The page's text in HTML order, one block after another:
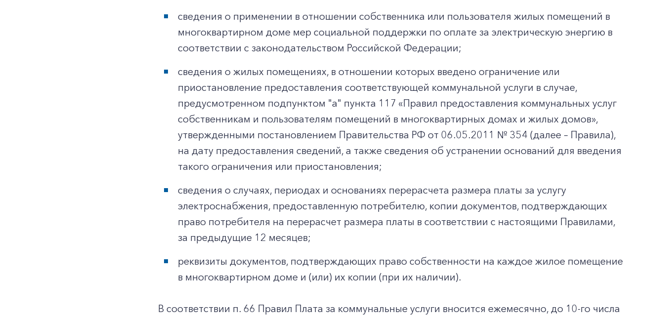
сведения о применении в отношении собственника или пользователя жилых помещений в
многоквартирном доме мер социальной поддержки по оплате за электрическую энергию в
соответствии с законодательством Российской Федерации;
сведения о жилых помещениях, в отношении которых введено ограничение или
приостановление предоставления соответствующей коммунальной услуги в случае,
предусмотренном подпунктом "а" пункта 117 «Правил предоставления коммунальных услуг
собственникам и пользователям помещений в многоквартирных домах и жилых домов»,
утвержденными постановлением Правительства РФ от 06.05.2011 № 354 (далее – Правила),
на дату предоставления сведений, а также сведения об устранении оснований для введения
такого ограничения или приостановления;
сведения о случаях, периодах и основаниях перерасчета размера платы за услугу
электроснабжения, предоставленную потребителю, копии документов, подтверждающих
право потребителя на перерасчет размера платы в соответствии с настоящими Правилами,
за предыдущие 12 месяцев;
реквизиты документов, подтверждающих право собственности на каждое жилое помещение
в многоквартирном доме и (или) их копии (при их наличии).
В соответствии п. 66 Правил Плата за коммунальные услуги вносится ежемесячно, до 10-го числа